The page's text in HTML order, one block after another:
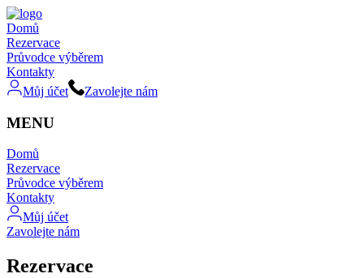
Domů
Rezervace
Průvodce výběrem
Kontakty
Můj účet
Zavolejte nám
MENU
Domů
Rezervace
Průvodce výběrem
Kontakty
Můj účet
Zavolejte nám
Rezervace